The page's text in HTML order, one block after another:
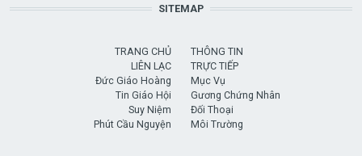
SITEMAP
TRANG CHỦ
LIÊN LẠC
Đức Giáo Hoàng
Tin Giáo Hội
Suy Niệm
Phút Cầu Nguyện
THÔNG TIN
TRỰC TIẾP
Mục Vụ
Gương Chứng Nhân
Đối Thoại
Môi Trường